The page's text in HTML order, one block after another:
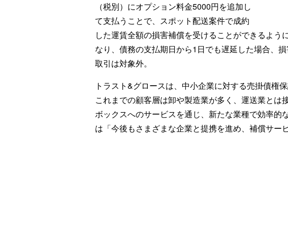
（税別）にオプション料金5000円を追加し
て支払うことで、スポット配送案件で成約
した運賃全額の損害補償を受けることができるよう
なり、債務の支払期日から1日でも遅延した場合、
取引は対象外。
トラスト&グロースは、中小企業に対する売掛債権
これまでの顧客層は卸や製造業が多く、運送業とは
ボックスへのサービスを通じ、新たな業種で効率的
は「今後もさまざまな企業と提携を進め、補償サー